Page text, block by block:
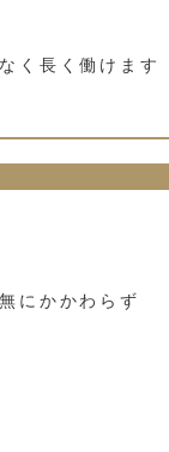
く長く働けます
にかかわらず